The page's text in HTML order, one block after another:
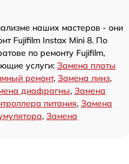
наших мастеров - они
Fujifilm Instax Mini 8. По
по ремонту Fujifilm,
услуги: Замена платы
ремонт, Замена линз,
диафрагмы, Замена
питания, Замена
, Замена